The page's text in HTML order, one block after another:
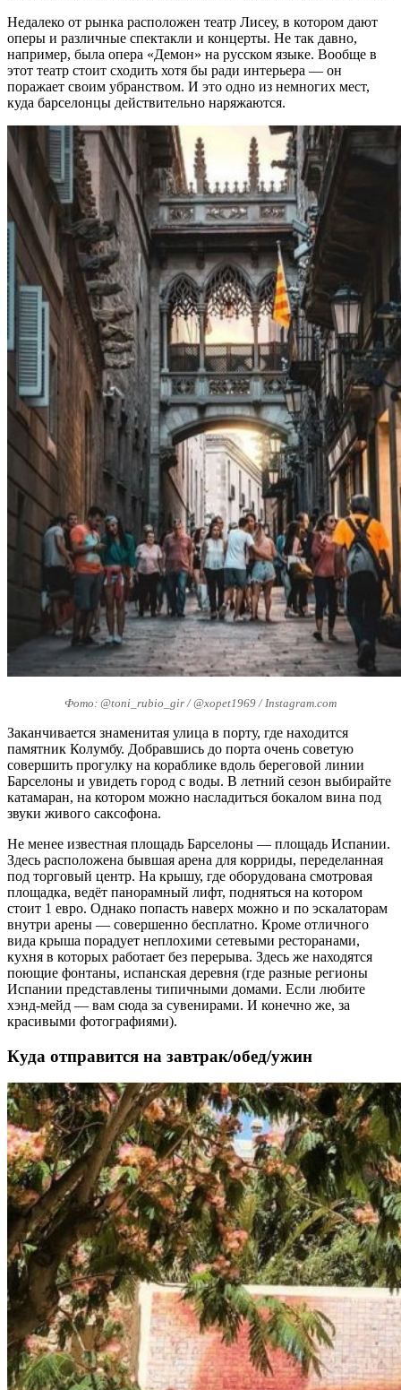
Недалеко от рынка расположен театр Лисеу, в котором дают
оперы и различные спектакли и концерты. Не так давно,
например, была опера «Демон» на русском языке. Вообще в
этот театр стоит сходить хотя бы ради интерьера — он
поражает своим убранством. И это одно из немногих мест,
куда барселонцы действительно наряжаются.
Фото: @toni_rubio_gir / @xopet1969 / Instagram.com
Заканчивается знаменитая улица в порту, где находится
памятник Колумбу. Добравшись до порта очень советую
совершить прогулку на кораблике вдоль береговой линии
Барселоны и увидеть город с воды. В летний сезон выбирайте
катамаран, на котором можно насладиться бокалом вина под
звуки живого саксофона.
Не менее известная площадь Барселоны — площадь Испании.
Здесь расположена бывшая арена для корриды, переделанная
под торговый центр. На крышу, где оборудована смотровая
площадка, ведёт панорамный лифт, подняться на котором
стоит 1 евро. Однако попасть наверх можно и по эскалаторам
внутри арены — совершенно бесплатно. Кроме отличного
вида крыша порадует неплохими сетевыми ресторанами,
кухня в которых работает без перерыва. Здесь же находятся
поющие фонтаны, испанская деревня (где разные регионы
Испании представлены типичными домами. Если любите
хэнд-мейд — вам сюда за сувенирами. И конечно же, за
красивыми фотографиями).
Куда отправится на завтрак/обед/ужин